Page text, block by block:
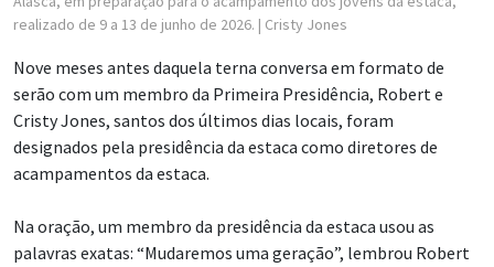
realizado de 9 a 13 de junho de 2026. | Cristy Jones
Nove meses antes daquela terna conversa em formato de
serão com um membro da Primeira Presidência, Robert e
Cristy Jones, santos dos últimos dias locais, foram
designados pela presidência da estaca como diretores de
acampamentos da estaca.
Na oração, um membro da presidência da estaca usou as
palavras exatas: “Mudaremos uma geração”, lembrou Robert